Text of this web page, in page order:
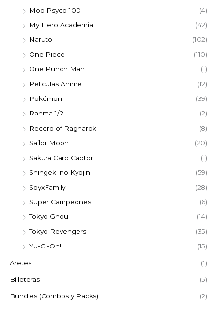
Mob Psyco 100
(4)
My Hero Academia
(42)
Naruto
(102)
One Piece
(110)
One Punch Man
(1)
Películas Anime
(12)
Pokémon
(39)
Ranma 1/2
(2)
Record of Ragnarok
(8)
Sailor Moon
(20)
Sakura Card Captor
(1)
Shingeki no Kyojin
(59)
SpyxFamily
(28)
Super Campeones
(6)
Tokyo Ghoul
(14)
Tokyo Revengers
(35)
Yu-Gi-Oh!
(15)
Aretes (1)
Billeteras (5)
Bundles (Combos y Packs) (2)